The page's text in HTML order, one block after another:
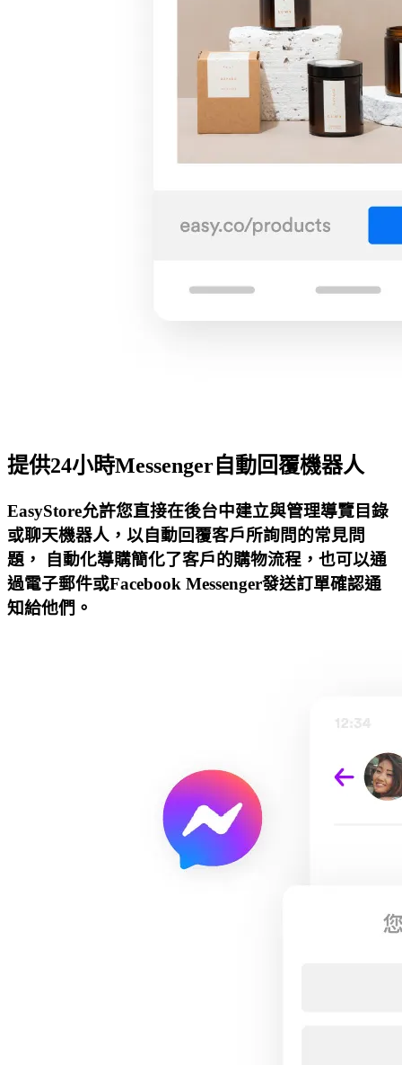
提供24小時Messenger自動回覆機器人
EasyStore允許您直接在後台中建立與管理導覽目錄
或聊天機器人，以自動回覆客戶所詢問的常見問
題， 自動化導購簡化了客戶的購物流程，也可以通
過電子郵件或Facebook Messenger發送訂單確認通
知給他們。